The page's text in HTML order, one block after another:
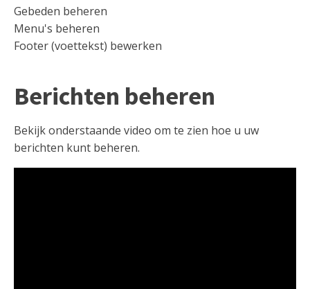
Gebeden beheren
Menu's beheren
Footer (voettekst) bewerken
Berichten beheren
Bekijk onderstaande video om te zien hoe u uw
berichten kunt beheren.